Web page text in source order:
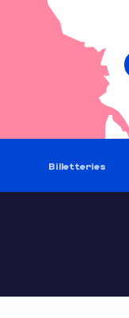
Billetteries